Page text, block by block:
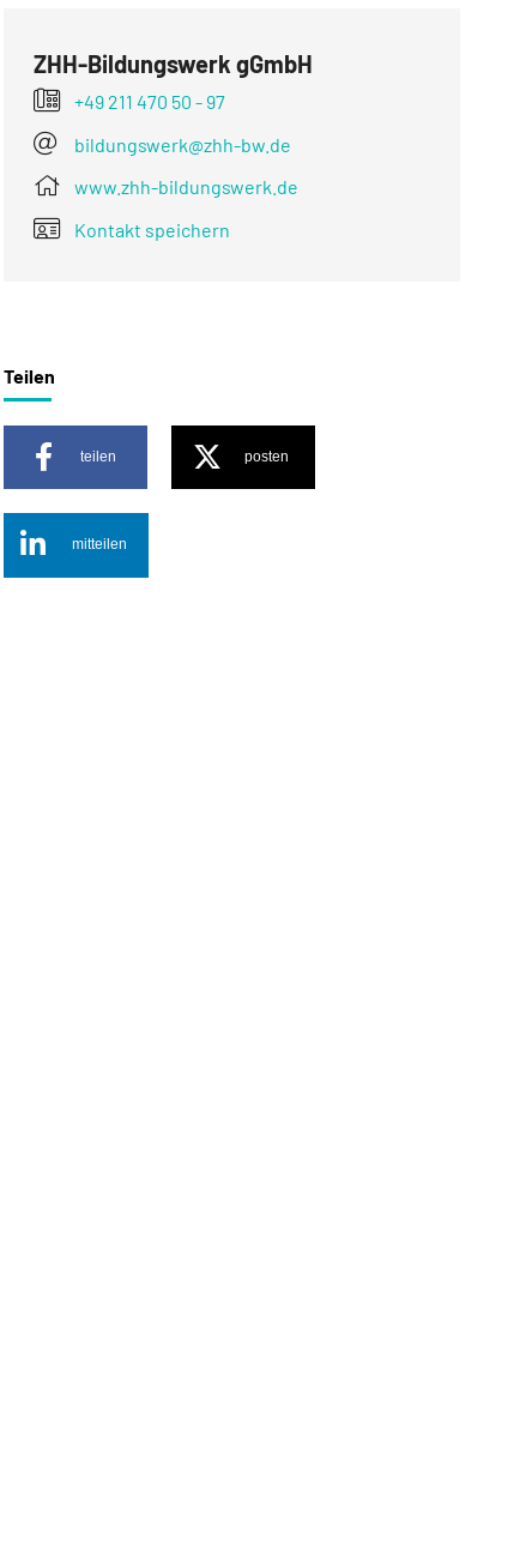
ZHH-Bildungswerk gGmbH
+49 211 470 50 - 97
bildungswerk@zhh-bw.de
www.zhh-bildungswerk.de
Kontakt speichern
Teilen
teilen posten
mitteilen